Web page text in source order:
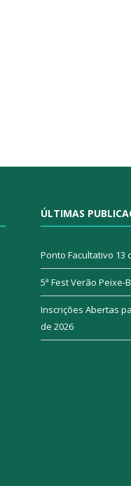
ÚLTIMAS
Ponto Facultativo 13
5ª Fest Verão Peixe-
Inscrições Abertas
de 2026